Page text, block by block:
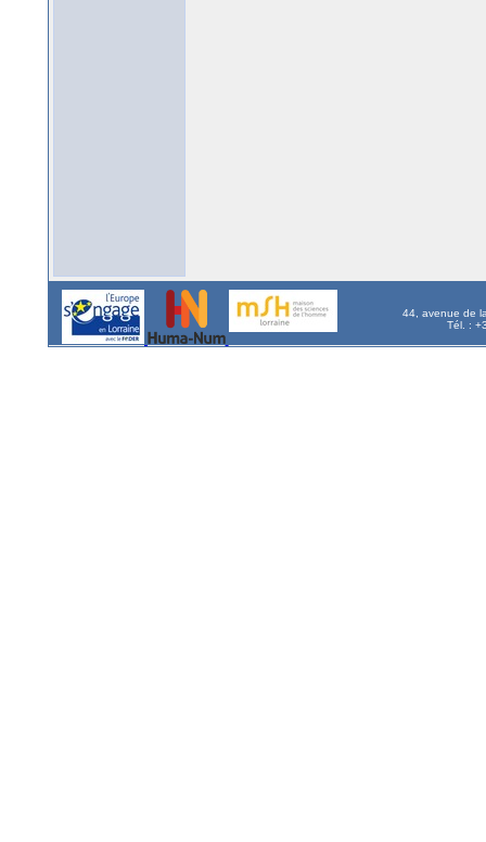
44, avenue de
Tél. :